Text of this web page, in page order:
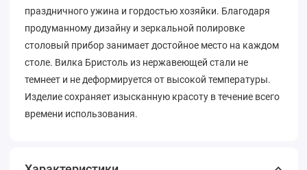
праздничного ужина и гордостью хозяйки. Благодаря
продуманному дизайну и зеркальной полировке
столовый прибор занимает достойное место на каждом
столе. Вилка Бристоль из нержавеющей стали не
темнеет и не деформируется от высокой температуры.
Изделие сохраняет изысканную красоту в течение всего
времени использования.